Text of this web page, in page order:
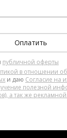
публичной оферты
в отношении
и даю Согласие на
полезной
а так же